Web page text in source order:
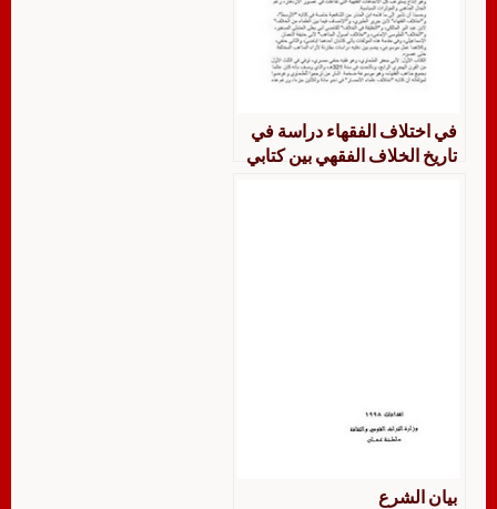
في اختلاف الفقهاء دراسة في
تاريخ الخلاف الفقهي بين كتابي
بيان الشرع